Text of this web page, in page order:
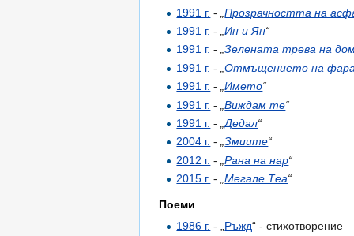
1991 г. - „Прозрачността на
1991 г. - „Ин и Ян“
1991 г. -„Зелената трева на
1991 г. - „Отмъщението на
1991 г. - „Името“
1991 г. - „Виждам те“
1991 г. - „Дедал“
2004 г. -„Змиите“
2012 г. - „Рана на нар“
2015 г. - „Мегале Теа“
Поеми
1986 г. - „ Ръжд“ - стихотворение